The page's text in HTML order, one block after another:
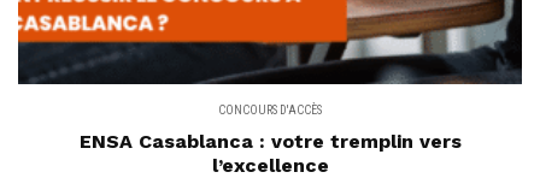
CONCOURS D'ACCÈS
ENSA Casablanca : votre tremplin vers
l’excellence